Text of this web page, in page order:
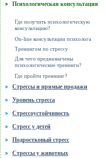
Психологическая консультация
Где получить психологическую
консультацию?
On-line консультации психолога
Тренингом по стрессу
Для чего предназначены
психологические тренинги?
Где пройти треннинг?
Стрессы и прямые продажи
Уровень стресса
Стрессоустойчивость
Стресс у детей
Подростковый стресс
Стрессы у животных